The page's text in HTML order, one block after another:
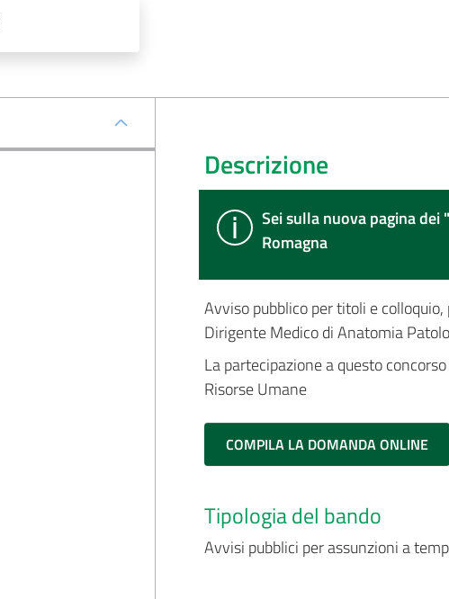
Descrizione
Sei sulla nuova pagina dei "
Romagna
Avviso pubblico per titoli e
Dirigente Medico di Anatomia
La partecipazione a questo
Risorse Umane
COMPILA LA DOMANDA ONLINE
Tipologia del bando
Avvisi pubblici per assunzioni a